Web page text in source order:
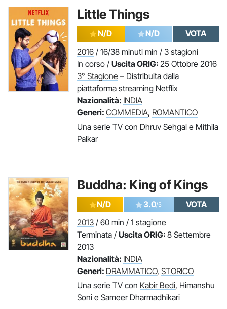
Little Things
N/D N/D
VOTA
2016 / 16/38 minuti min / 3 stagioni
In corso / Uscita ORIG: 25 Ottobre 2016
3° Stagione – Distribuita dalla
piattaforma streaming Netflix
Nazionalità: INDIA
Generi: COMMEDIA, ROMANTICO
Una serie TV con Dhruv Sehgal e Mithila
Palkar
Buddha: King of Kings
N/D 3.0/5
VOTA
2013 / 60 min / 1 stagione
Terminata / Uscita ORIG: 8 Settembre
2013
Nazionalità: INDIA
Generi: DRAMMATICO, STORICO
Una serie TV con Kabir Bedi, Himanshu
Soni e Sameer Dharmadhikari